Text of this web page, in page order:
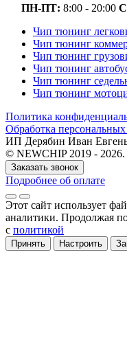
ПН-ПТ: 8:00 - 20:00
Чип тюнинг
Чип тюнинг
Чип тюнинг
Чип тюнинг
Чип тюнинг
Чип тюнинг
Политика
Обработка
ИП Дерябин Иван
© NEWCHIP 2019 -
Заказать звонок
Подробнее об оплате
Этот сайт использует
аналитики. Продолжая
с политикой
Принять Настроить